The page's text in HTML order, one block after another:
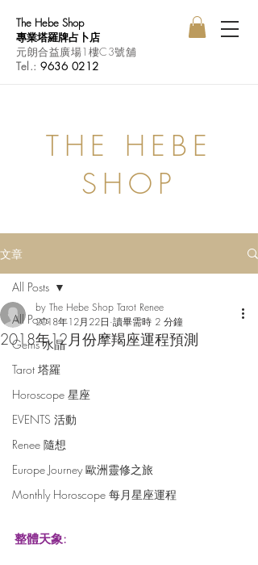
The Hebe Shop
專業塔羅牌占卜店
元朗合益廣場1樓C3號舖
Tel.:9636 0212
THE HEBE
SHOP
文章
All Posts
Gems 水晶
Tarot 塔羅
Horoscope 星座
EVENTS 活動
Renee 隨想
Europe Journey 歐洲靈修之旅
Monthly Horoscope 每月星座運程
All Posts
2018年12月份摩羯座運程預測
by The Hebe Shop Tarot Renee
2018年12月22日 讀畢需時 2 分鐘
整體天象: